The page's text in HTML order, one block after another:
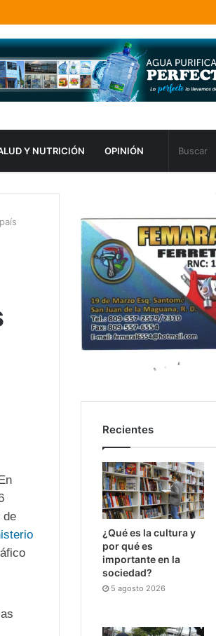
Y NUTRICIÓN OPINIÓN
de
Recientes
¿Qué es la cultura y
por qué es
importante en la
sociedad?
5 agosto 2026